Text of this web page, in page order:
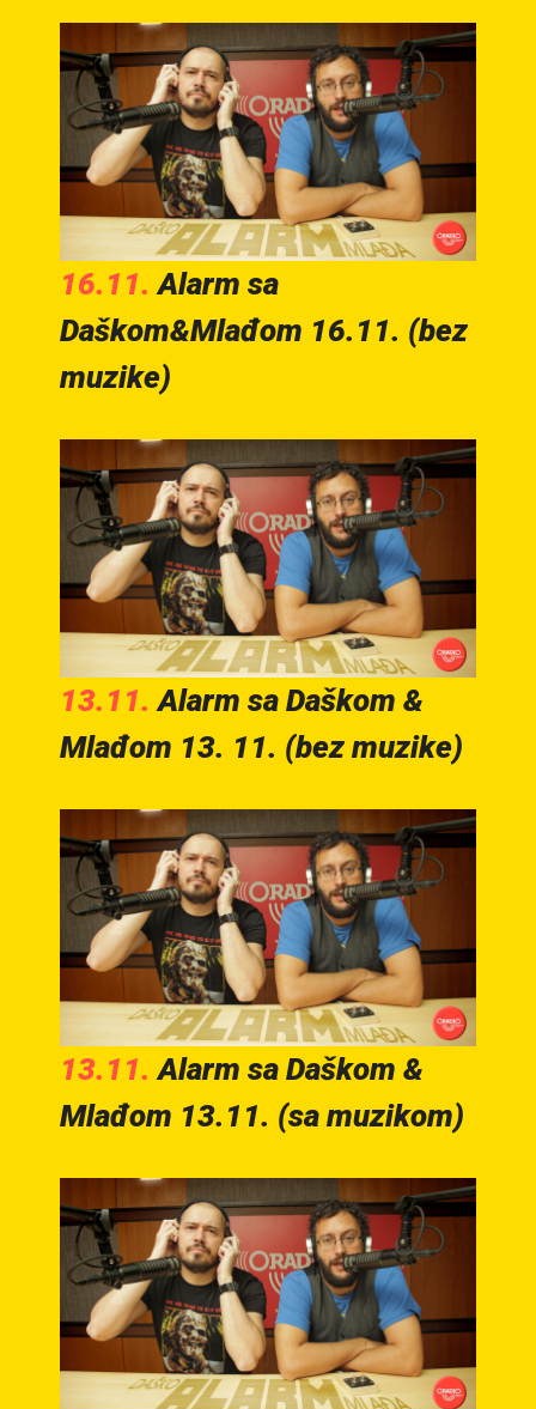
16.11.Alarm sa
Daškom&Mlađom 16.11. (bez
muzike)
13.11.Alarm sa Daškom &
Mlađom 13. 11. (bez muzike)
13.11.Alarm sa Daškom &
Mlađom 13.11. (sa muzikom)